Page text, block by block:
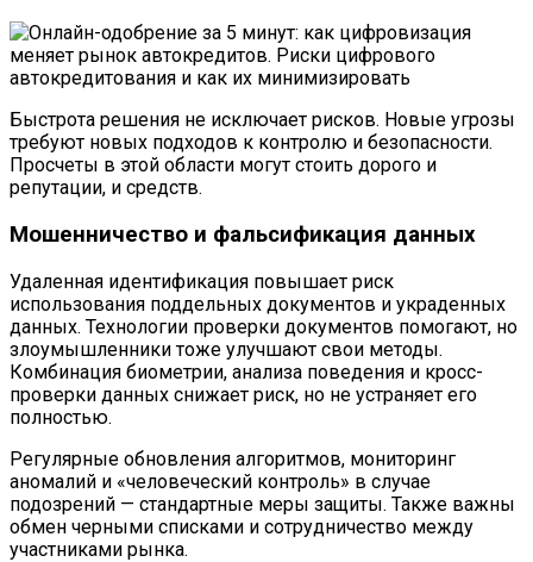
Быстрота решения не исключает рисков. Новые угрозы
требуют новых подходов к контролю и безопасности.
Просчеты в этой области могут стоить дорого и
репутации, и средств.
Мошенничество и фальсификация данных
Удаленная идентификация повышает риск
использования поддельных документов и украденных
данных. Технологии проверки документов помогают, но
злоумышленники тоже улучшают свои методы.
Комбинация биометрии, анализа поведения и кросс-
проверки данных снижает риск, но не устраняет его
полностью.
Регулярные обновления алгоритмов, мониторинг
аномалий и «человеческий контроль» в случае
подозрений — стандартные меры защиты. Также важны
обмен черными списками и сотрудничество между
участниками рынка.